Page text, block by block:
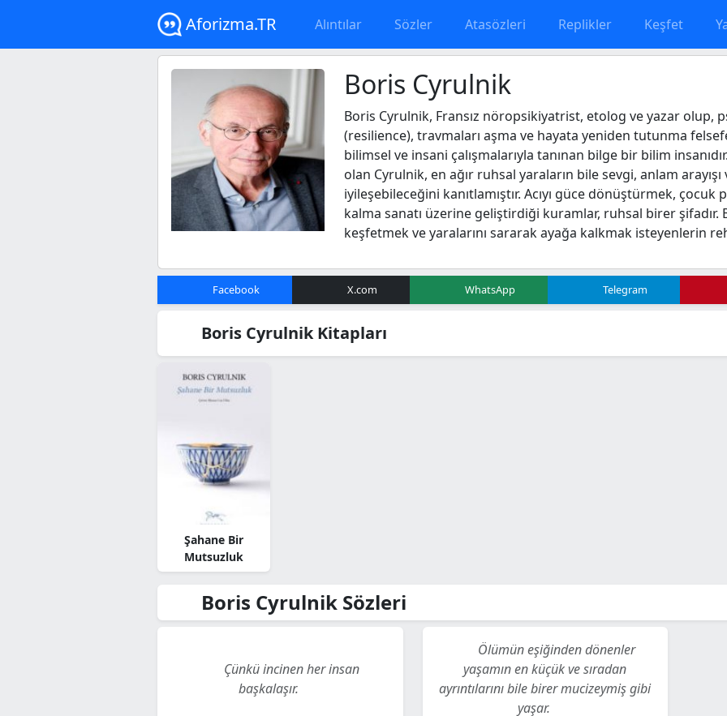
Aforizma.TR Alıntılar Sözler Atasözleri Replikler Keşfet
Boris Cyrulnik
Boris Cyrulnik, Fransız nöropsikiyatrist, etolog ve yazar olup,
(resilience), travmaları aşma ve hayata yeniden tutunma
bilimsel ve insani çalışmalarıyla tanınan bilge bir bilim
olan Cyrulnik, en ağır ruhsal yaraların bile sevgi, anlam
iyileşebileceğini kanıtlamıştır. Acıyı güce dönüştürmek,
kalma sanatı üzerine geliştirdiği kuramlar, ruhsal birer şifadır.
keşfetmek ve yaralarını sararak ayağa kalkmak isteyenlerin
Facebook X.com WhatsApp Telegram
Boris Cyrulnik Kitapları
Şahane Bir
Mutsuzluk
Boris Cyrulnik Sözleri
Çünkü incinen her insan
başkalaşır.
Ölümün eşiğinden dönenler
yaşamın en küçük ve sıradan
ayrıntılarını bile birer mucizeymiş gibi
yaşar.